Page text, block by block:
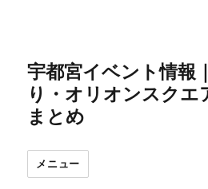
宇都宮イベント情報
り・オリオンスクエ
まとめ
メニュー